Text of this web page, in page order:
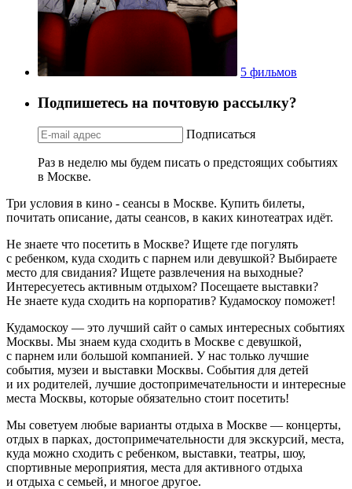
5 фильмов
Подпишетесь на почтовую рассылку?
Подписаться
Раз в неделю мы будем писать о предстоящих событиях
в Москве.
Три условия в кино - сеансы в Москве. Купить билеты,
почитать описание, даты сеансов, в каких кинотеатрах идёт.
Не знаете что посетить в Москве? Ищете где погулять
с ребенком, куда сходить с парнем или девушкой? Выбираете
место для свидания? Ищете развлечения на выходные?
Интересуетесь активным отдыхом? Посещаете выставки?
Не знаете куда сходить на корпоратив? Кудамоскоу поможет!
Кудамоскоу — это лучший сайт о самых интересных событиях
Москвы. Мы знаем куда сходить в Москве с девушкой,
с парнем или большой компанией. У нас только лучшие
события, музеи и выставки Москвы. События для детей
и их родителей, лучшие достопримечательности и интересные
места Москвы, которые обязательно стоит посетить!
Мы советуем любые варианты отдыха в Москве — концерты,
отдых в парках, достопримечательности для экскурсий, места,
куда можно сходить с ребенком, выставки, театры, шоу,
спортивные мероприятия, места для активного отдыха
и отдыха с семьей, и многое другое.